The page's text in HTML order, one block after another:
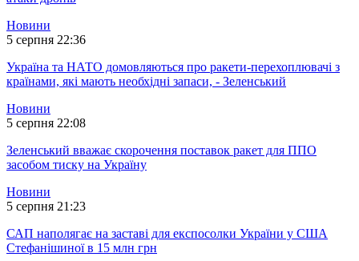
Новини
5 серпня 22:36
Україна та НАТО домовляються про ракети-перехоплювачі з
країнами, які мають необхідні запаси, - Зеленський
Новини
5 серпня 22:08
Зеленський вважає скорочення поставок ракет для ППО
засобом тиску на Україну
Новини
5 серпня 21:23
САП наполягає на заставі для експосолки України у США
Стефанішиної в 15 млн грн